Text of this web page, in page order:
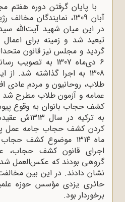
با پایان گرفتن دوره
آبان 1309، نمایندگان
در این میان شهید
تبعید شد و زمینه برای اعمال
گردید و مجلس نیز قانون
6 دی‌ماه 1307 به
1308 به اجرا گذاشته شد.
طلاب، روحانیون و مردم عادی
عمامه و آزمون طلاب مطرح شد
کشف حجاب بانوان به وقوع
به ترکیه در
ماه ۱۳۱۴ موضوع کشف
اجرای قانون کشف حجاب،
گروهی بودند که عکس‌العمل
نشان دادند. در این بین
حائری یزدی مؤسس حوزه
برخوردار بود.